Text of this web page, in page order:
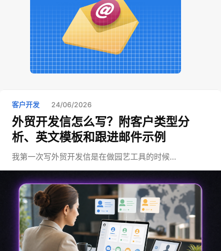
客户开发 24/06/2026
外贸开发信怎么写？附客户类型分
析、英文模板和跟进邮件示例
我第一次写外贸开发信是在做园艺工具的时候…